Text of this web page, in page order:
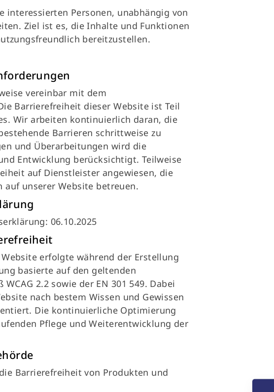
interessierten Personen, unabhängig von
Ziel ist es, die Inhalte und Funktionen
bereitzustellen.
vereinbar mit dem
Barrierefreiheit dieser Website ist Teil
Wir arbeiten kontinuierlich daran, die
Barrieren schrittweise zu
und Überarbeitungen wird die
Entwicklung berücksichtigt. Teilweise
auf Dienstleister angewiesen, die
unserer Website betreuen.
06.10.2025
erfolgte während der Erstellung
basierte auf den geltenden
2.2 sowie der EN 301 549. Dabei
nach bestem Wissen und Gewissen
Die kontinuierliche Optimierung
Pflege und Weiterentwicklung der
Barrierefreiheit von Produkten und